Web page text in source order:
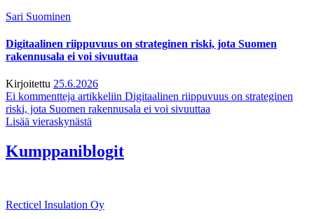
Sari Suominen
Digitaalinen riippuvuus on strateginen riski, jota Suomen
rakennusala ei voi sivuuttaa
Kirjoitettu 25.6.2026
Ei kommentteja artikkeliin Digitaalinen riippuvuus on strateginen
riski, jota Suomen rakennusala ei voi sivuuttaa
Lisää vieraskynästä
Kumppaniblogit
Recticel Insulation Oy